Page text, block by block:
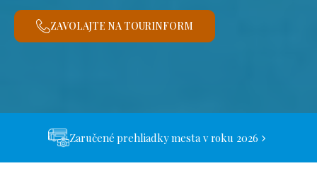
ZAVOLAJTE NA TOURINFORM
Zaručené prehliadky mesta v roku 2026